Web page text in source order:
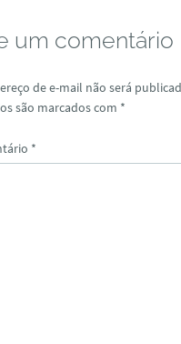
um comentário
de e-mail não será
são marcados com *
*